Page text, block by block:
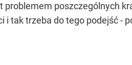
poszczególnych
i tak trzeba do tego podejść -